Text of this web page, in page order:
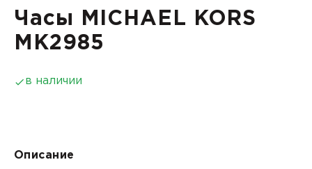
Часы MICHAEL KORS
MK2985
в наличии
Описание